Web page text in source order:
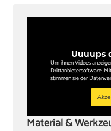
Uuuups
Um ihnen Videos
Drittanbietersoftware.
stimmen sie der
Material &